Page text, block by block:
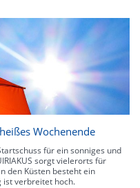
Wochenende
für ein sonniges und
sorgt vielerorts für
den Küsten besteht ein
ist verbreitet hoch.